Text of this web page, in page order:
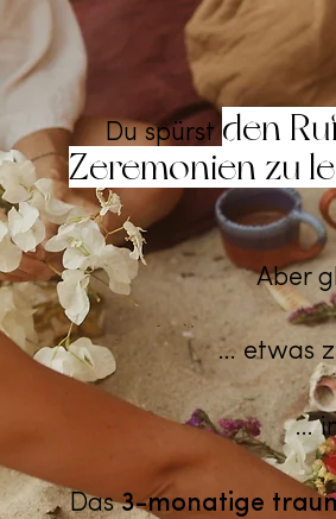
Du spürstden
Zeremonien zu
Aber
… etwas
…
Das3-monatige